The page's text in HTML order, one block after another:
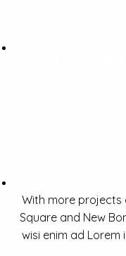
With more projects
Square and New
wisi enim ad